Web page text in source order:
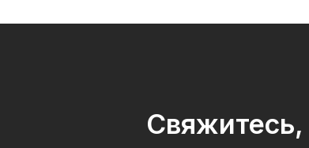
Свяжитесь,